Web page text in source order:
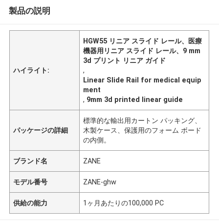
製品の説明
ハイライト:
HGW55 リニア スライド レール、医療
機器用リニア スライド レール、9 mm
3d プリント リニア ガイド
,
Linear Slide Rail for medical equip
ment
, 9mm 3d printed linear guide
パッケージの詳細
標準的な輸出用カートン パッキング、
木製ケース、保護用のフォーム ボード
の内側。
ブランド名 ZANE
モデル番号 ZANE-ghw
供給の能力 1ヶ月あたりの100,000 PC